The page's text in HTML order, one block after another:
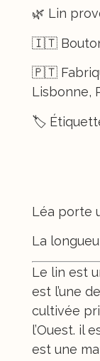
🌿 Lin
🇮🇹
🇵🇹
Lisbonne,
🏷️
Léa porte
La
Le lin est
est l’une
cultivée
l’Ouest. il
est une